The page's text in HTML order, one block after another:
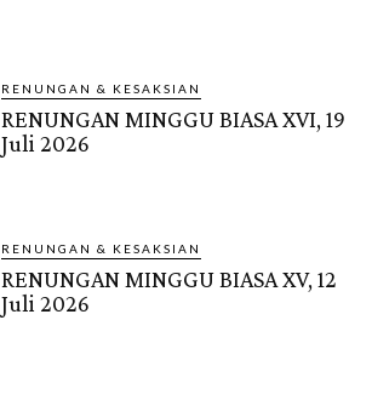
RENUNGAN & KESAKSIAN
RENUNGAN MINGGU BIASA XVI, 19
Juli 2026
RENUNGAN & KESAKSIAN
RENUNGAN MINGGU BIASA XV, 12
Juli 2026